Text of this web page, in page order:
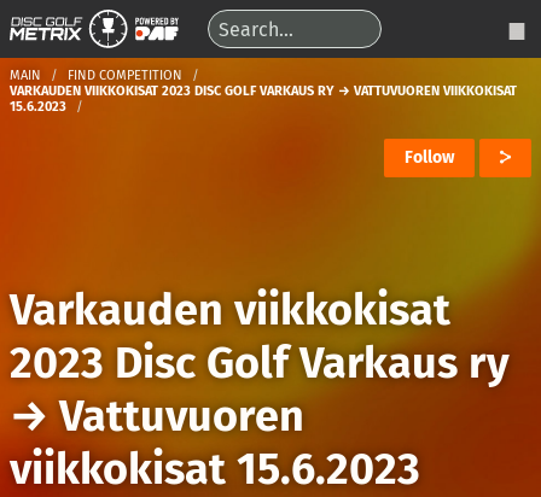
MAIN
FIND COMPETITION
VARKAUDEN VIIKKOKISAT 2023 DISC GOLF VARKAUS RY → VATTUVUOREN VIIKKOKISAT
15.6.2023
Follow
Varkauden viikkokisat
2023 Disc Golf Varkaus ry
→Vattuvuoren
viikkokisat 15.6.2023